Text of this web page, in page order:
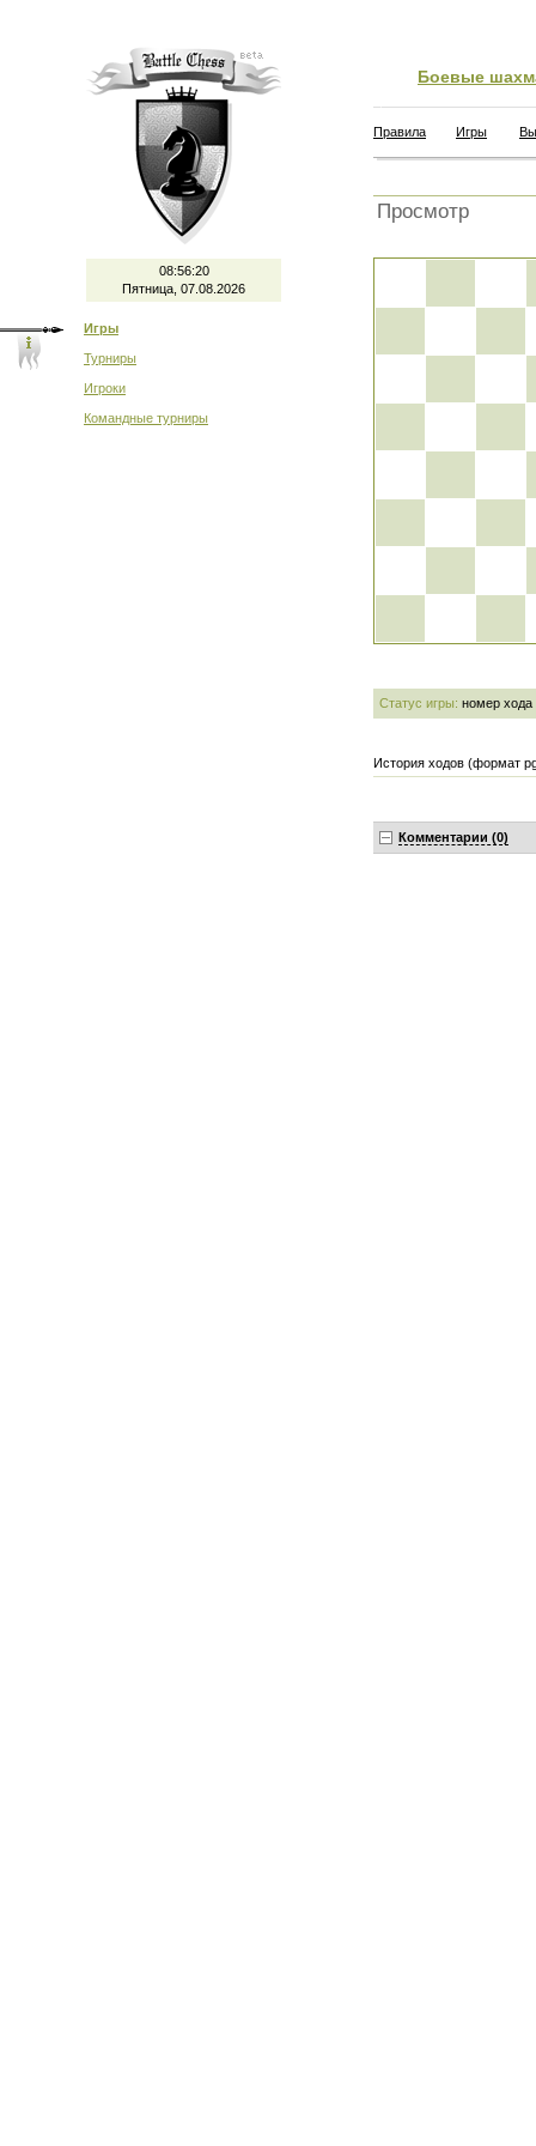
08:56:20
Пятница, 07.08.2026
Игры
Турниры
Игроки
Командные турниры
Боевые
Правила Игры
Просмотр
Статус игры: номер хода
История ходов (формат
Комментарии (0)